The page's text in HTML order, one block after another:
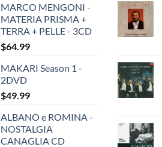
MARCO MENGONI -
MATERIA PRISMA +
TERRA + PELLE - 3CD
$64.99
MAKARI Season 1 -
2DVD
$49.99
ALBANO e ROMINA -
NOSTALGIA
CANAGLIA CD